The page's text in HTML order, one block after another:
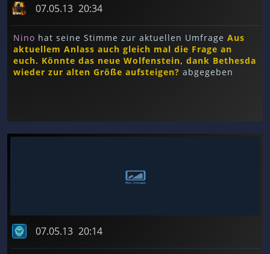
07.05.13 20:34
Nino hat seine Stimme zur aktuellen Umfrage Aus
aktuellem Anlass auch gleich mal die Frage an
euch. Könnte das neue Wolfenstein, dank Bethesda
wieder zur alten Größe aufsteigen? abgegeben
07.05.13 20:14